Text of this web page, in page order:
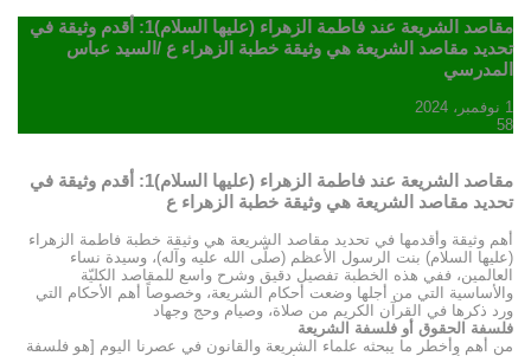
مقاصد الشريعة عند فاطمة الزهراء (عليها السلام)1: أقدم وثيقة في
تحديد مقاصد الشريعة هي وثيقة خطبة الزهراء ع /السيد عباس
المدرسي
1 نوفمبر، 2024
58
مقاصد الشريعة عند فاطمة الزهراء (عليها السلام)1: أقدم وثيقة في
تحديد مقاصد الشريعة هي وثيقة خطبة الزهراء ع
أهم وثيقة وأقدمها في تحديد مقاصد الشريعة هي وثيقة خطبة فاطمة الزهراء
(عليها السلام) بنت الرسول الأعظم (صلّى الله عليه وآله)، وسيدة نساء
العالمين، ففي هذه الخطبة تفصيل دقيق وشرح واسع للمقاصد الكليّة
والأساسية التي من أجلها وضعت أحكام الشريعة، وخصوصاً أهم الأحكام التي
ورد ذكرها في القرآن الكريم من صلاة، وصيام وحج وجهاد
فلسفة الحقوق أو فلسفة الشريعة
من أهم وأخطر ما يبحثه علماء الشريعة والقانون في عصرنا اليوم [هو فلسفة